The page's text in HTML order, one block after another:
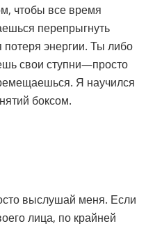
чтобы все время
перепрыгнуть
потеря энергии. Ты либо
свои ступни—просто
Я научился
боксом.
выслушай меня. Если
лица, по крайней